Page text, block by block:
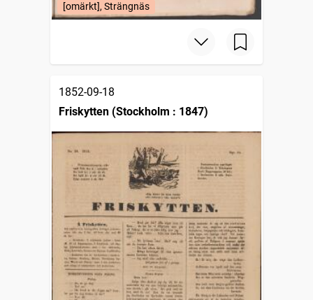
[omärkt], Strängnäs
1852-09-18
Friskytten (Stockholm : 1847)